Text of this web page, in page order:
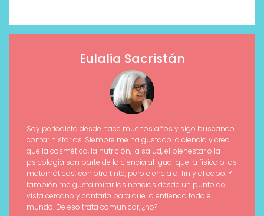
Eulalia Sacristán
Soy periodista desde hace muchos años y sigo buscando
contar historias. Siempre me ha gustado la ciencia y creo
que la cosmética, la nutrición, la salud, el bienestar o la
psicología son parte de la ciencia al igual que la física o las
matemáticas; con otro tinte, pero ciencia al fin y al cabo. Y
también me gusta mirar las noticias desde un punto de
vista cercano y contarlo para que lo entienda todo el
mundo. De eso trata comunicar, ¿no?